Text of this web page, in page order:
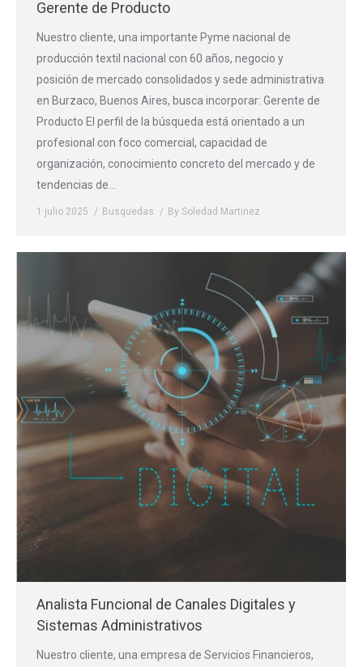
Gerente de Producto
Nuestro cliente, una importante Pyme nacional de
producción textil nacional con 60 años, negocio y
posición de mercado consolidados y sede administrativa
en Burzaco, Buenos Aires, busca incorporar: Gerente de
Producto El perfil de la búsqueda está orientado a un
profesional con foco comercial, capacidad de
organización, conocimiento concreto del mercado y de
tendencias de…
1 julio 2025 Busquedas By Soledad Martinez
Analista Funcional de Canales Digitales y
Sistemas Administrativos
Nuestro cliente, una empresa de Servicios Financieros,